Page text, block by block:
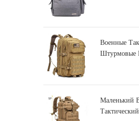
Военные
Штурмовые
Маленький